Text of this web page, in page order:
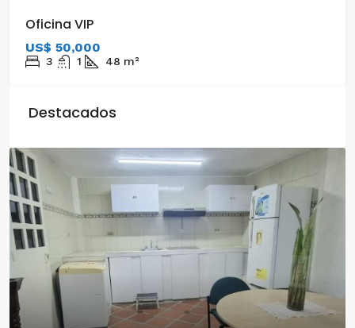
Oficina VIP
US$ 50,000
3 1 48 m²
Destacados